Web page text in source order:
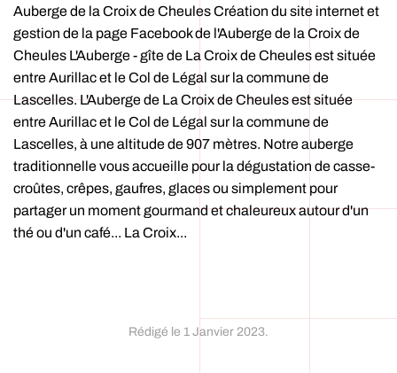
Auberge de la Croix de Cheules Création du site internet et
gestion de la page Facebook de l'Auberge de la Croix de
Cheules L'Auberge - gîte de La Croix de Cheules est située
entre Aurillac et le Col de Légal sur la commune de
Lascelles. L'Auberge de La Croix de Cheules est située
entre Aurillac et le Col de Légal sur la commune de
Lascelles, à une altitude de 907 mètres. Notre auberge
traditionnelle vous accueille pour la dégustation de casse-
croûtes, crêpes, gaufres, glaces ou simplement pour
partager un moment gourmand et chaleureux autour d'un
thé ou d'un café... La Croix...
Rédigé le 1 Janvier 2023.